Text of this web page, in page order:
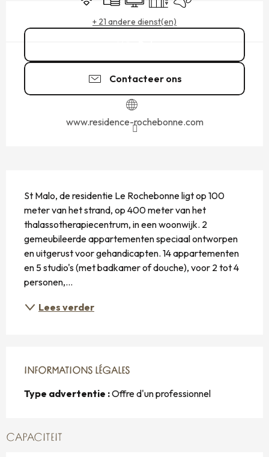
+ 21 andere dienst(en)
Contacteer ons
www.residence-rochebonne.com
St Malo, de residentie Le Rochebonne ligt op 100
meter van het strand, op 400 meter van het
thalassotherapiecentrum, in een woonwijk. 2
gemeubileerde appartementen speciaal ontworpen
en uitgerust voor gehandicapten. 14 appartementen
en 5 studio's (met badkamer of douche), voor 2 tot 4
personen,...
Lees verder
INFORMATIONS LÉGALES
INFORMATIONS LÉGALES
Type advertentie :Offre d'un professionnel
CAPACITEIT